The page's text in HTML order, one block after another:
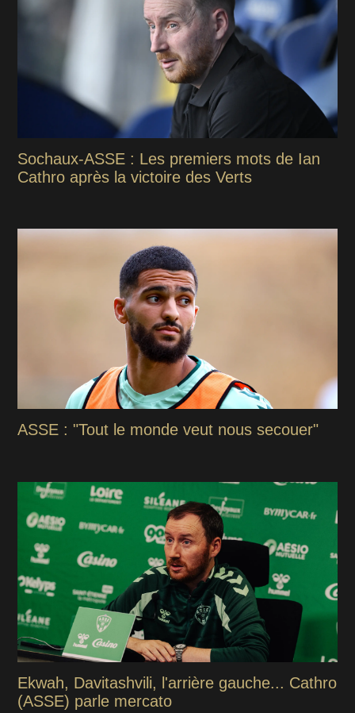
Sochaux-ASSE : Les premiers mots de Ian
Cathro après la victoire des Verts
ASSE : "Tout le monde veut nous secouer"
Ekwah, Davitashvili, l'arrière gauche... Cathro
(ASSE) parle mercato